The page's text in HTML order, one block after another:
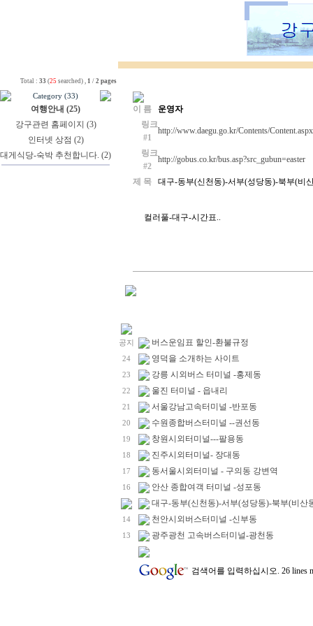
Total : 33 (25 searched) , 1 / 2 pages
Category (33)
여행안내 (25)
강구관련 홈페이지 (3)
인터넷 상점 (2)
대게식당-숙박 추천합니다. (2)
이 름 운영자
링크
#1
http://www.daegu.go.kr/Contents/
링크
#2
http://gobus.co.kr/bus.asp?src_gubun=easter
제 목 대구-동부(신천동)-서부(성당동)-북부(비
컬러풀-대구-시간표..
공지 버스운임표 할인-환불규정
24 영덕을 소개하는 사이트
23 강릉 시외버스 터미널 -홍제동
22 울진 터미널 - 읍내리
21 서울강남고속터미널 -반포동
20 수원종합버스터미널 --권선동
19 창원시외터미널---팔용동
18 진주시외터미널- 장대동
17 동서울시외터미널 - 구의동 강변역
16
안산 종합여객 터미널 -성포동
대구-동부(신천동)-서부(성당동)-북부(비산
14 천안시외버스터미널 -신부동
13 광주광천 고속버스터미널-광천동
검색어를 입력하십시오. 26 lines